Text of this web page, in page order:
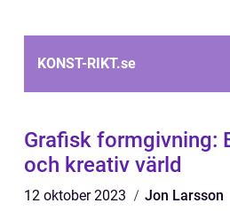
KONST-RIKT.se
Grafisk formgivning:
och kreativ värld
12 oktober 2023 Jon Larsson